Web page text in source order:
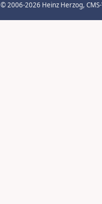
© 2006-2026 Heinz Herzog,